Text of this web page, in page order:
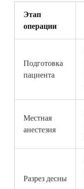
Этап
операции
Подготовка
пациента
Местная
анестезия
Разрез десны